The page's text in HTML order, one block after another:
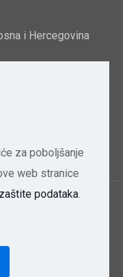
i Hercegovina
CBD
za poboljšanje
web stranice
podataka.